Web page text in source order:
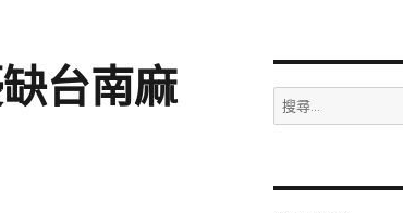
台南麻
搜
尋
字: